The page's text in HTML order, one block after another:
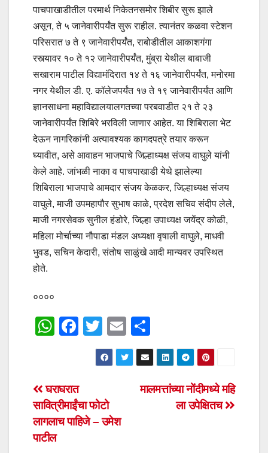
पाचपाखाडीतील परमार्थ निकेतनसमोर शिबीर सुरू झाले
असून, ते ५ जानेवारीपर्यंत सुरू राहील. त्यानंतर कळवा स्टेशन
परिसरात ७ ते ९ जानेवारीपर्यंत, राबोडीतील आकाशगंगा
रस्त्यावर १० ते १२ जानेवारीपर्यंत, मुंब्रा येथील बाबाजी
सखाराम पाटील विद्यामंदिरात १४ ते १६ जानेवारीपर्यंत, मनोरमा
नगर येथील डी. ए. कॉलेजपर्यंत १७ ते १९ जानेवारीपर्यंत आणि
ज्ञानसाधना महाविद्यालयालगतच्या परबवाडीत २१ ते २३
जानेवारीपर्यंत शिबिरे भरविली जाणार आहेत. या शिबिराला भेट
देऊन नागरिकांनी अत्यावश्यक कागदपत्रे तयार करून
घ्यावीत, असे आवाहन भाजपाचे जिल्हाध्यक्ष संजय वाघुले यांनी
केले आहे. जांभळी नाका व पाचपाखाडी येथे झालेल्या
शिबिराला भाजपाचे आमदार संजय केळकर, जिल्हाध्यक्ष संजय
वाघुले, माजी उपमहापौर सुभाष काळे, प्रदेश सचिव संदीप लेले,
माजी नगरसेवक सुनील हंडोरे, जिल्हा उपाध्यक्ष जयेंद्र कोळी,
महिला मोर्चाच्या नौपाडा मंडल अध्यक्षा वृषाली वाघुले, माधवी
भुवड, सचिन केदारी, संतोष साळुंखे आदी मान्यवर उपस्थित
होते.
००००
W
s
A
p
p
F
e
b
o
T
wi
tt
E
m
ail
h
ar
e
Post
navigation
मालमत्तांच्या नोंदीमध्ये महि
ला उपेक्षितच
घराघरात
सावित्रीमाईंचा फोटो
लागलाच पाहिजे – उमेश
पाटील